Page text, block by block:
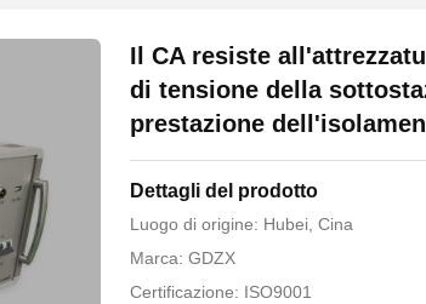
Il CA resiste
di tensione della
prestazione
Dettagli del prodotto
Luogo di origine: Hubei, Cina
Marca: GDZX
Certificazione: ISO9001